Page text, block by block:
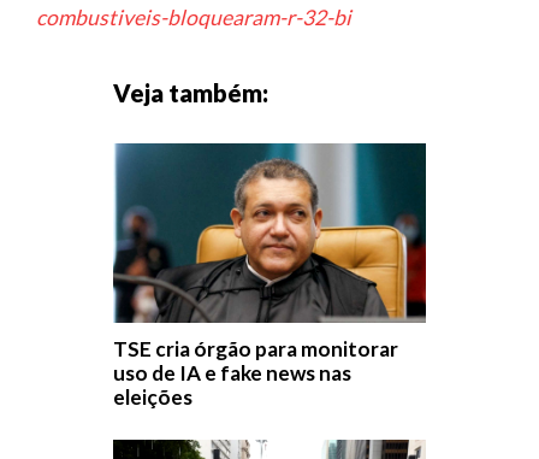
combustiveis-bloquearam-r-32-bi
Veja também:
TSE cria órgão para monitorar
uso de IA e fake news nas
eleições